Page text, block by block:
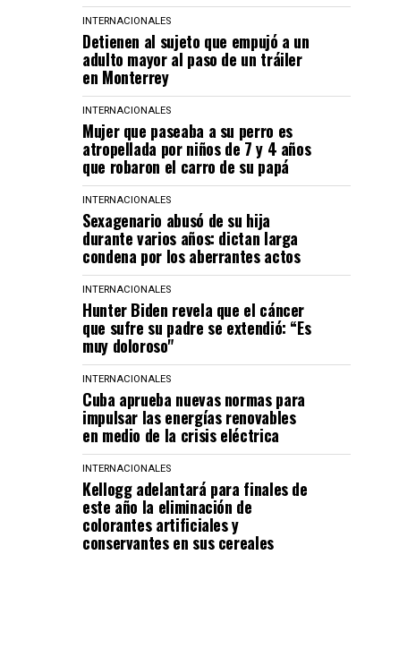
INTERNACIONALES
Detienen al sujeto que empujó a un
adulto mayor al paso de un tráiler
en Monterrey
INTERNACIONALES
Mujer que paseaba a su perro es
atropellada por niños de 7 y 4 años
que robaron el carro de su papá
INTERNACIONALES
Sexagenario abusó de su hija
durante varios años: dictan larga
condena por los aberrantes actos
INTERNACIONALES
Hunter Biden revela que el cáncer
que sufre su padre se extendió: “Es
muy doloroso"
INTERNACIONALES
Cuba aprueba nuevas normas para
impulsar las energías renovables
en medio de la crisis eléctrica
INTERNACIONALES
Kellogg adelantará para finales de
este año la eliminación de
colorantes artificiales y
conservantes en sus cereales